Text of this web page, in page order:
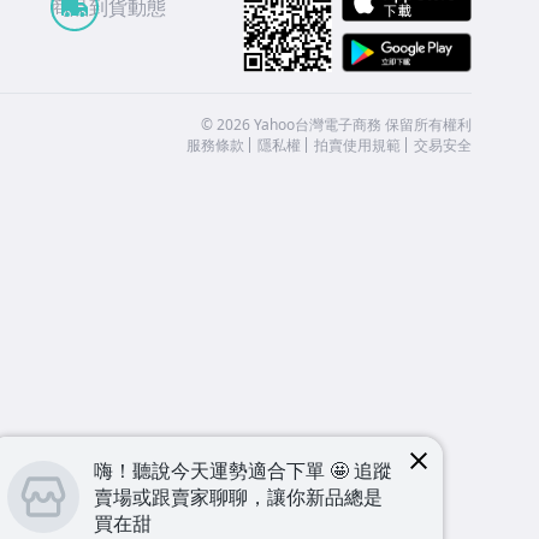
商品到貨動態
©2026 Yahoo台灣電子商務 保留所有權利
服務條款
隱私權 拍賣使用規範 交易安全